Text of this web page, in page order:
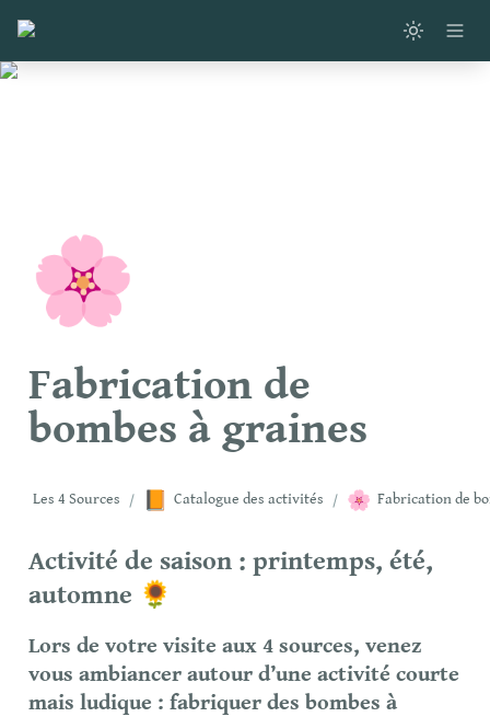
🌸
Fabrication de
bombes à graines
Les 4 Sources / 📙 Catalogue des activités / 🌸
Activité de saison : printemps, été,
automne 🌻
Lors de votre visite aux 4 sources, venez
vous ambiancer autour d’une activité courte
mais ludique : fabriquer des bombes à